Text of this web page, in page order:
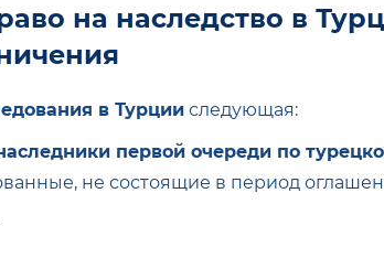
на наследство в
в Турции следующая:
первой очереди по
не состоящие в период